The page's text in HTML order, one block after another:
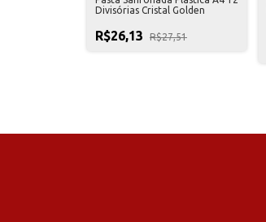
Divisórias Cristal Golden
R$26,13 R$27,51